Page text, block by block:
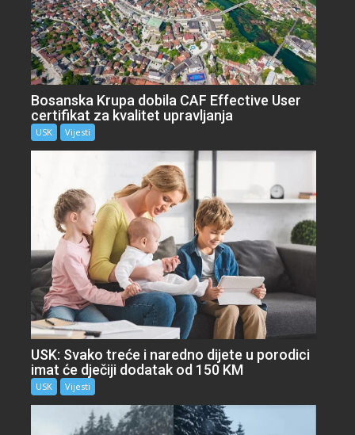
Bosanska Krupa dobila CAF Effective User
certifikat za kvalitet upravljanja
USK Vijesti
USK: Svako treće i naredno dijete u porodici
imat će dječiji dodatak od 150 KM
USK Vijesti